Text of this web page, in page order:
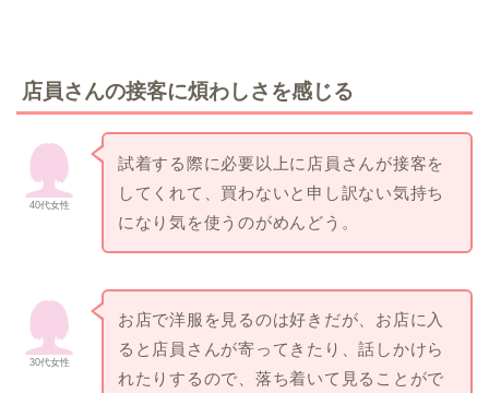
店員さんの接客に煩わしさを感じる
40代女性
試着する際に必要以上に店員さんが接客を
してくれて、買わないと申し訳ない気持ち
になり気を使うのがめんどう。
30代女性
お店で洋服を見るのは好きだが、お店に入
ると店員さんが寄ってきたり、話しかけら
れたりするので、落ち着いて見ることがで